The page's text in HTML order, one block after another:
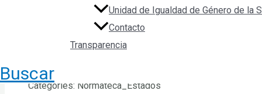
Unidad de Igualdad de Género de la
Contacto
Transparencia
Buscar
File Type:
Categories: Normateca_Estados